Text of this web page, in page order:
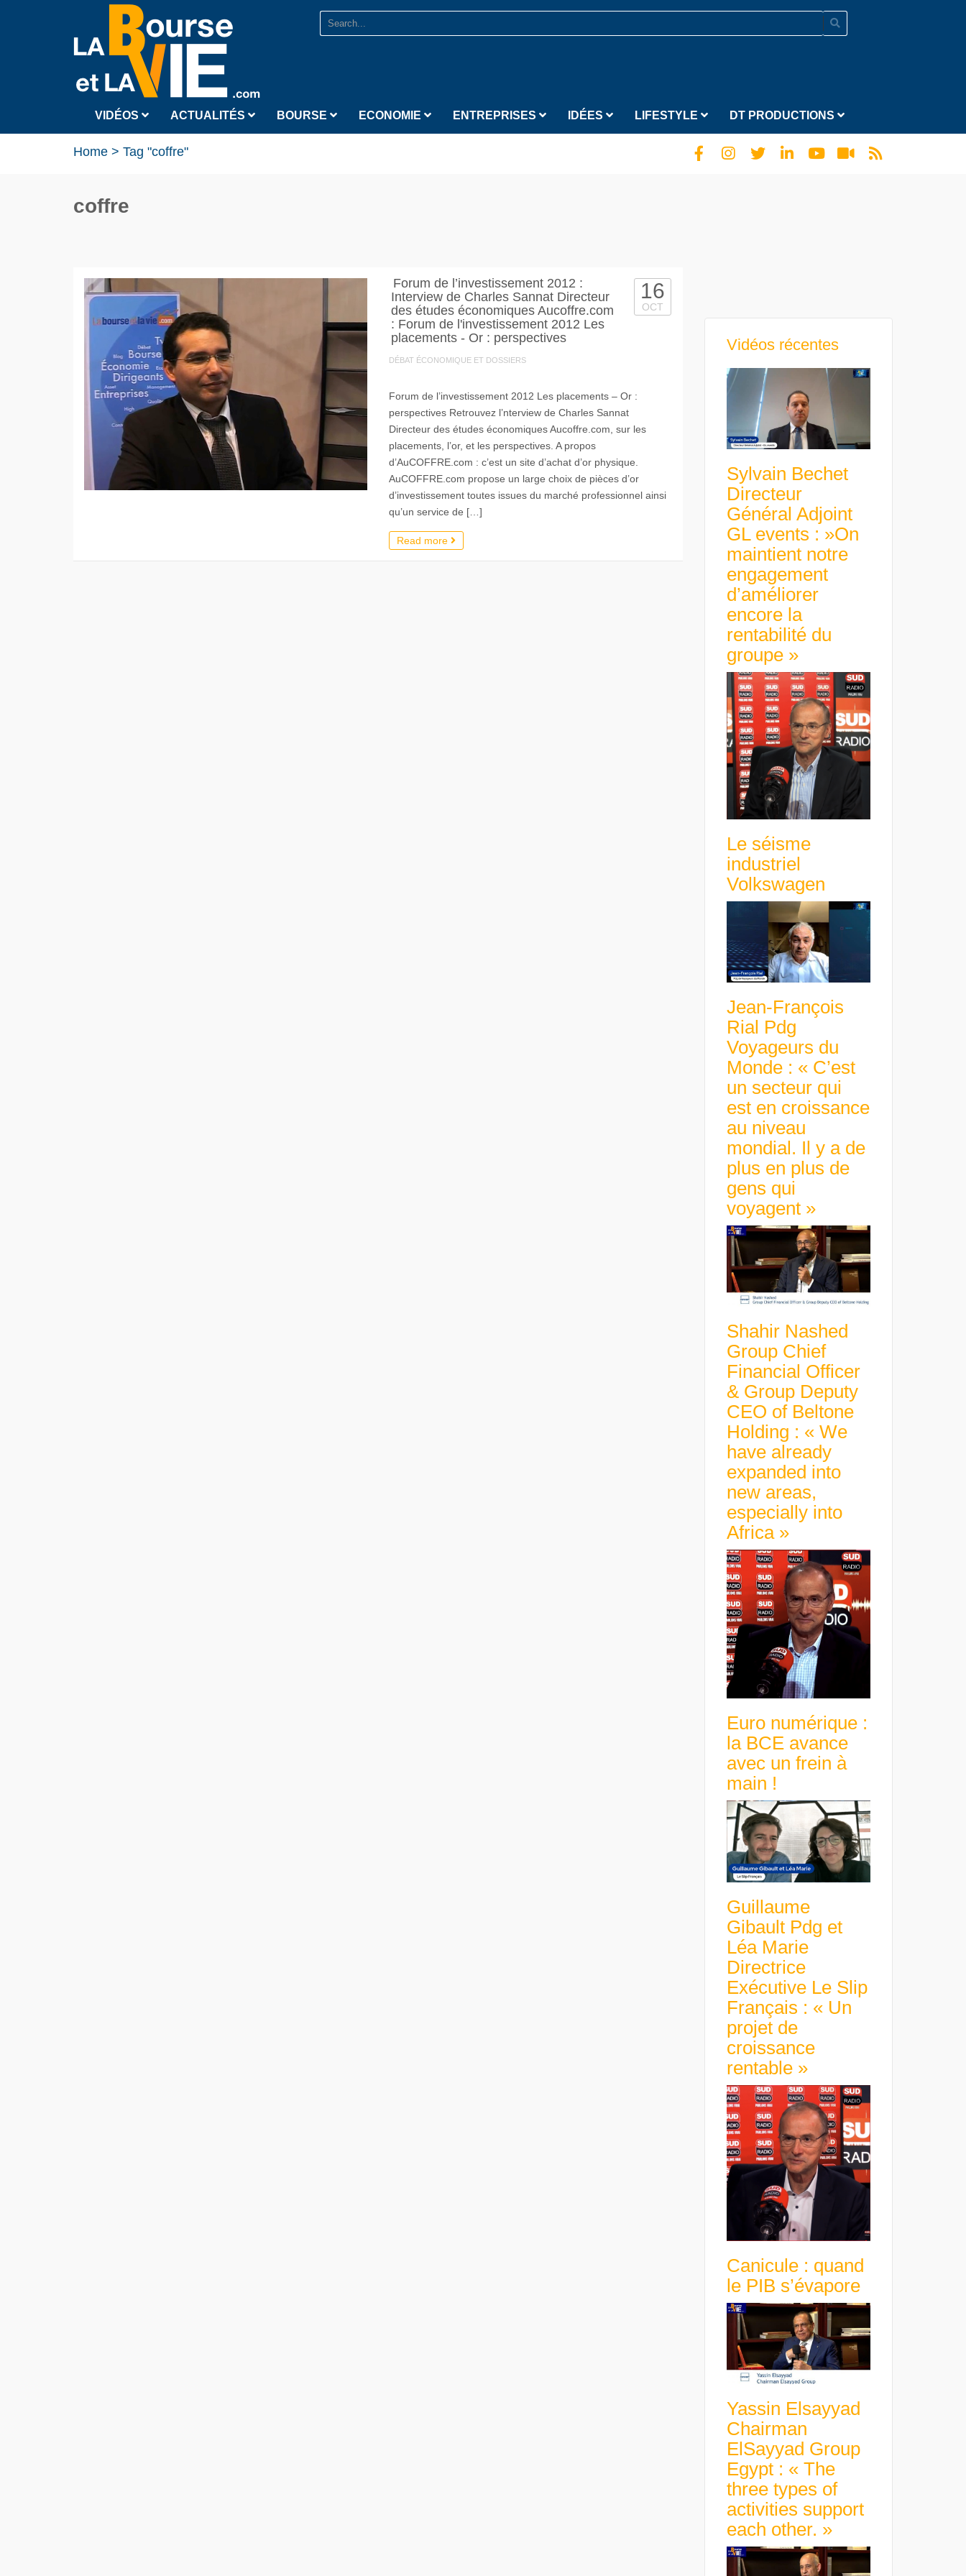
VIDÉOS ACTUALITÉS BOURSE ECONOMIE ENTREPRISES IDÉES LIFESTYLE DT PRODUCTIONS
Home > Tag "coffre"
coffre
Forum de l’investissement 2012 :
Interview de Charles Sannat Directeur
des études économiques Aucoffre.com
: Forum de l'investissement 2012 Les
placements - Or : perspectives
DÉBAT ÉCONOMIQUE ET DOSSIERS
16
OCT
Forum de l’investissement 2012 Les placements – Or :
perspectives Retrouvez l’nterview de Charles Sannat
Directeur des études économiques Aucoffre.com, sur les
placements, l’or, et les perspectives. A propos
d’AuCOFFRE.com : c’est un site d’achat d’or physique.
AuCOFFRE.com propose un large choix de pièces d’or
d’investissement toutes issues du marché professionnel ainsi
qu’un service de […]
Read more
Vidéos récentes
Sylvain Bechet
Directeur
Général Adjoint
GL events : »On
maintient notre
engagement
d’améliorer
encore la
rentabilité du
groupe »
Le séisme
industriel
Volkswagen
Jean-François
Rial Pdg
Voyageurs du
Monde : « C’est
un secteur qui
est en croissance
au niveau
mondial. Il y a de
plus en plus de
gens qui
voyagent »
Shahir Nashed
Group Chief
Financial Officer
& Group Deputy
CEO of Beltone
Holding : « We
have already
expanded into
new areas,
especially into
Africa »
Euro numérique :
la BCE avance
avec un frein à
main !
Guillaume
Gibault Pdg et
Léa Marie
Directrice
Exécutive Le Slip
Français : « Un
projet de
croissance
rentable »
Canicule : quand
le PIB s’évapore
Yassin Elsayyad
Chairman
ElSayyad Group
Egypt : « The
three types of
activities support
each other. »